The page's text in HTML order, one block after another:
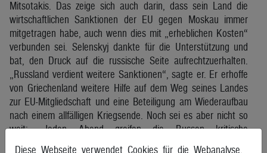
Mitsotakis. Das zeige sich auch darin, dass sein Land die
wirtschaftlichen Sanktionen der EU gegen Moskau immer
mitgetragen habe, auch wenn dies mit „erheblichen Kosten“
verbunden sei. Selenskyj dankte für die Unterstützung und
bat, den Druck auf die russische Seite aufrechtzuerhalten.
„Russland verdient weitere Sanktionen“, sagte er. Er erhoffe
von Griechenland weitere Hilfe auf dem Weg seines Landes
zur EU-Mitgliedschaft und eine Beteiligung am Wiederaufbau
nach einem allfälligen Kriegsende. Noch sei es aber nicht so
weit: „Jeden Abend greifen die Russen kritische
Diese Webseite verwendet Cookies für die Webanalyse.